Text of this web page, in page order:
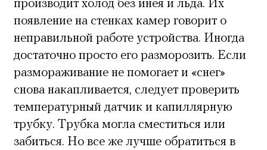
производит холод без инея и льда. Их
появление на стенках камер говорит о
неправильной работе устройства. Иногда
достаточно просто его разморозить. Если
размораживание не помогает и «снег»
снова накапливается, следует проверить
температурный датчик и капиллярную
трубку. Трубка могла сместиться или
забиться. Но все же лучше обратиться в